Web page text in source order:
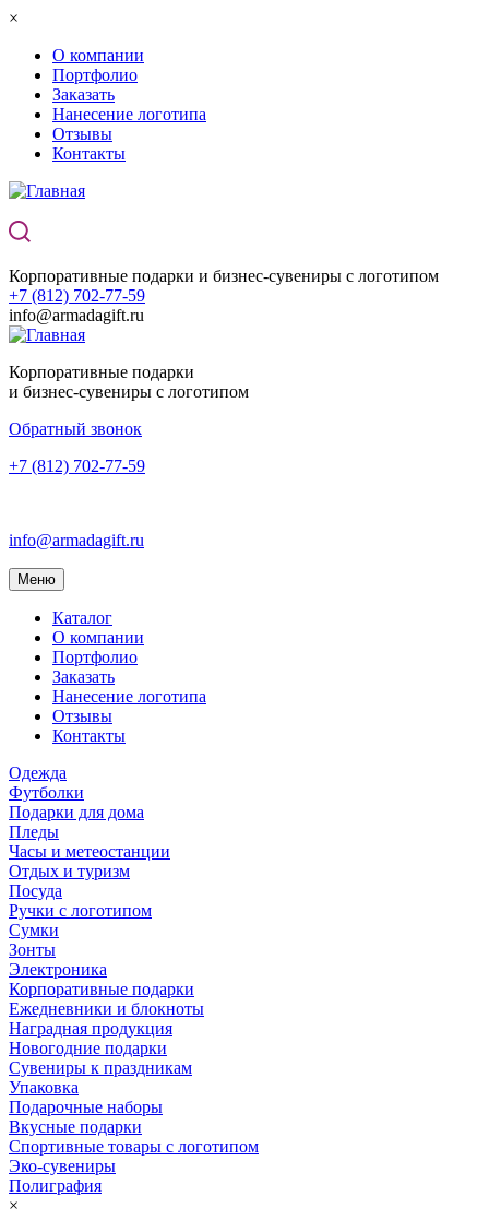
Перейти к основному содержанию
×
О компании
Портфолио
Заказать
Нанесение логотипа
Отзывы
Контакты
Корпоративные подарки и бизнес-сувениры с логотипом
+7 (812) 702-77-59
info@armadagift.ru
Корпоративные подарки
и бизнес-сувениры с логотипом
Обратный звонок
+7 (812) 702-77-59
info@armadagift.ru
Toggle
navigation
Меню
Каталог
О компании
Портфолио
Заказать
Нанесение логотипа
Отзывы
Контакты
Одежда
Футболки
Подарки для дома
Пледы
Часы и метеостанции
Отдых и туризм
Посуда
Ручки с логотипом
Сумки
Зонты
Электроника
Корпоративные подарки
Ежедневники и блокноты
Наградная продукция
Новогодние подарки
Сувениры к праздникам
Упаковка
Подарочные наборы
Вкусные подарки
Спортивные товары с логотипом
Эко-сувениры
Полиграфия
×